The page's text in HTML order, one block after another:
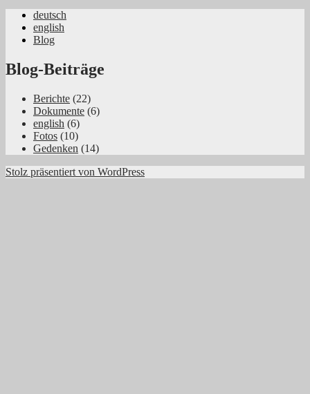
Jüdische Familiengeschichte aus dem
Rheinland
deutsch
english
Blog
Blog-Beiträge
Berichte (22)
Dokumente (6)
english (6)
Fotos (10)
Gedenken (14)
Stolz präsentiert von WordPress